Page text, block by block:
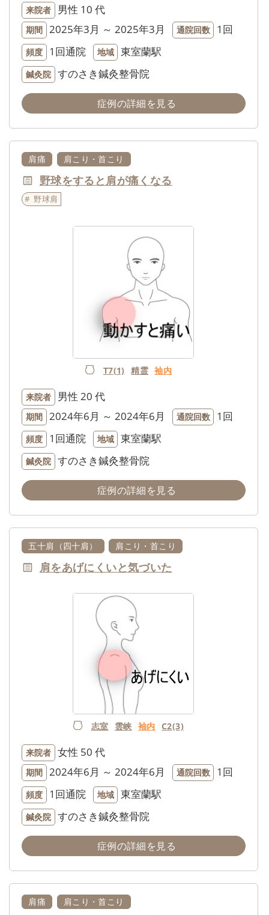
来院者 男性 10 代
期間 2025年3月 ～ 2025年3月 通院回数 1回
頻度 1回通院 地域 東室蘭駅
鍼灸院 すのさき鍼灸整骨院
症例の詳細を見る
肩痛 肩こり・首こり
野球をすると肩が痛くなる
野球肩
T7(1) 精霊 袖内
来院者 男性 20 代
期間 2024年6月 ～ 2024年6月 通院回数 1回
頻度 1回通院 地域 東室蘭駅
鍼灸院 すのさき鍼灸整骨院
症例の詳細を見る
五十肩（四十肩） 肩こり・首こり
肩をあげにくいと気づいた
志室 雲峡 袖内 C2(3)
来院者 女性 50 代
期間 2024年6月 ～ 2024年6月 通院回数 1回
頻度 1回通院 地域 東室蘭駅
鍼灸院 すのさき鍼灸整骨院
症例の詳細を見る
肩痛 肩こり・首こり